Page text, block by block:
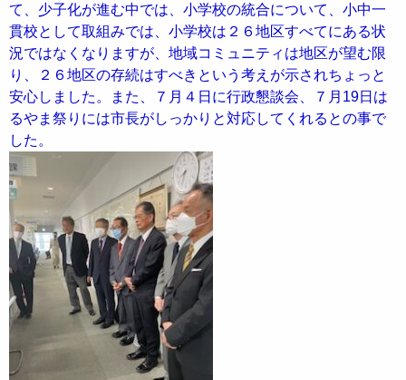
て、少子化が進む中では、小学校の統合について、小中一
貫校として取組みでは、小学校は２６地区すべてにある状
況ではなくなりますが、地域コミュニティは地区が望む限
り、２６地区の存続はすべきという考えが示されちょっと
安心しました。また、７月４日に行政懇談会、７月19日は
るやま祭りには市長がしっかりと対応してくれるとの事で
した。